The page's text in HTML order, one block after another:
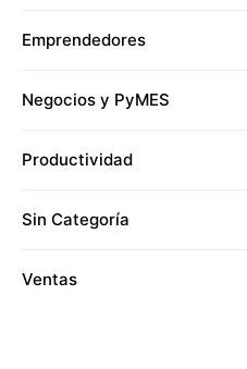
Emprendedores
Negocios y PyMES
Productividad
Sin Categoría
Ventas